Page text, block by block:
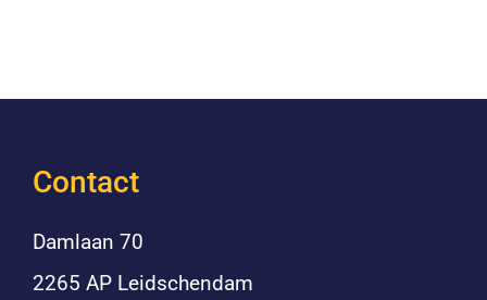
Contact
Damlaan 70
2265 AP Leidschendam